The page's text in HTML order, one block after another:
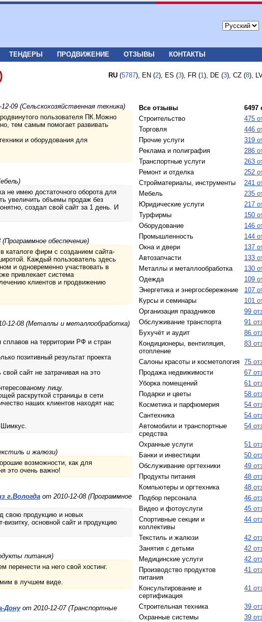
ТЕНДЕРЫ ПРОДВИЖЕНИЕ ОТЗЫВЫ КОНТАКТЫ
RU (5787), EN (2), ES (3), FR (1), DE (3), CZ (8),
09 (Сельскохозяйственная техника)
пользователя ПК.Можно
тем самым помогает развивать
и оборудования для
не имею достаточного оборота для
увеличить объемы продаж без
создал свой сайт за 1 день. И
обеспечение)
каталоге фирм с созданием сайта-
Каждый пользователь здесь
и одновременно участвовать в
привлекает система
клиентов и продвижению
12-08 (Металлы и металлообработка)
на территории РФ и стран
позитивный результат проекта
сайт не затрачивая на это
лицу.
раскруткой страницы в сети
наших клиентов находят нас
и жалюзи)
возможности, как для
это очень важно!
г.Вологда от 2010-12-08 (Программное
свою продукцию и новых
основной сайт и продукцию
питания)
на него свой хостинг.
в лучшем виде.
Донуот 2010-12-07 (Транспортные
Все отзывы
6497
Строительство
475
Торговля
446
Прочие услуги
319
Реклама и полиграфия
286
Транспортные услуги
263
Ремонт и отделка
252
Стройматериалы, инструменты
241
Мебель
235
Юридические услуги
217
Турфирмы
150
Оборудование
146
Промышленность
144
Окна и двери
137
Автозапчасти
133
Металлы и металлообработка
130
Одежда
109
Энергетика и энергосбережение
107
Курсы и семинары
101
Организация праздников
99
Обслуживание транспорта
91
Бухучёт и аудит
86
Кондиционеры, вентиляция,
отопление
83
Салоны красоты и косметология 75
Продажа недвижимости
67
Уборка помещений
61
Подарки и цветы
58
Косметика и парфюмерия
54
Сантехника
54
Автомобили и транспортные
средства
54
Охранные услуги
51
Банки и инвестиции
50
Обслуживание оргтехники
49
Продукты питания
48
Компьютеры и оргтехника
48
Подбор персонала
46
Видео и фотоуслуги
45
Спортивные секции и
коллективы
44
Текстиль и жалюзи
42
Занятия с детьми
42
Медицинские услуги
42
Производство продуктов
питания
41
Консультирование и
сертификация
41
Строительная техника
39
Охранные системы
39